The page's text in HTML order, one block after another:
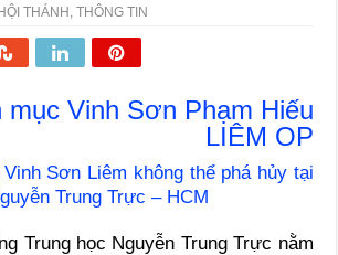
THÁNH ,THÔNG TIN
mục Vinh Sơn Phạm Hiếu
LIÊM OP
Trung học Nguyễn Trung Trực nằm